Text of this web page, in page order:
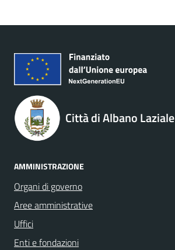
Città di Albano Laziale
AMMINISTRAZIONE
Organi di governo
Aree amministrative
Uffici
Enti e fondazioni